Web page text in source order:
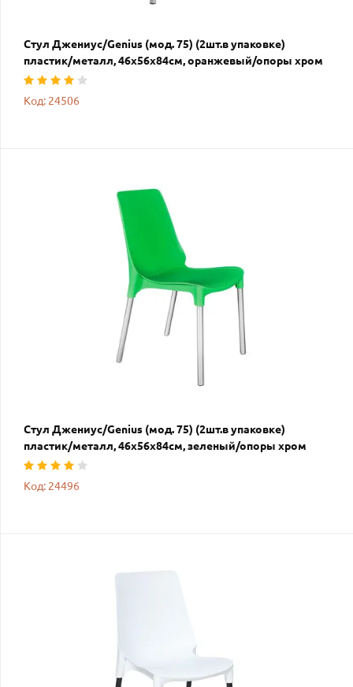
Стул Джениус/Genius (мод. 75) (2шт.в упаковке)
пластик/металл, 46x56x84cм, оранжевый/опоры хром
Код: 24506
Стул Джениус/Genius (мод. 75) (2шт.в упаковке)
пластик/металл, 46x56x84cм, зеленый/опоры хром
Код: 24496